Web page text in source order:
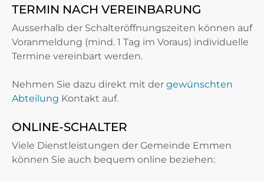
TERMIN NACH VEREINBARUNG
Ausserhalb der Schalteröffnungszeiten können auf
Voranmeldung (mind. 1 Tag im Voraus) individuelle
Termine vereinbart werden.
Nehmen Sie dazu direkt mit der gewünschten
Abteilung Kontakt auf.
ONLINE-SCHALTER
Viele Dienstleistungen der Gemeinde Emmen
können Sie auch bequem online beziehen: